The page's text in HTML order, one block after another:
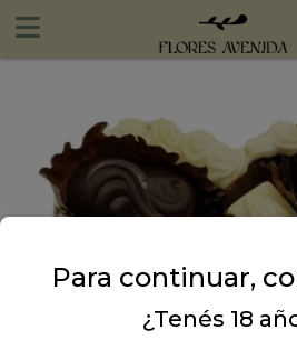
Para continuar,
¿Tenés 18